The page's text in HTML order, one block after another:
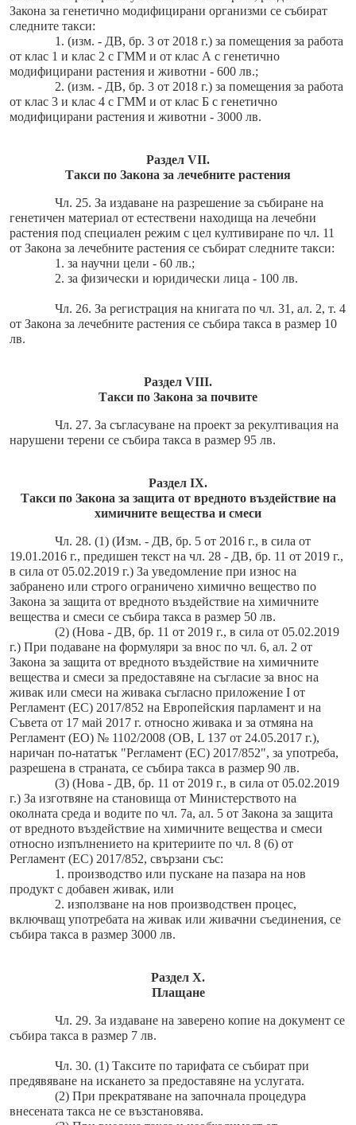
Закона за генетично модифицирани организми се събират
следните такси:
1. (изм. - ДВ, бр. 3 от 2018 г.) за помещения за работа
от клас 1 и клас 2 с ГММ и от клас А с генетично
модифицирани растения и животни - 600 лв.;
2. (изм. - ДВ, бр. 3 от 2018 г.) за помещения за работа
от клас 3 и клас 4 с ГММ и от клас Б с генетично
модифицирани растения и животни - 3000 лв.
Раздел VII.
Такси по Закона за лечебните растения
Чл. 25. За издаване на разрешение за събиране на
генетичен материал от естествени находища на лечебни
растения под специален режим с цел култивиране по чл. 11
от Закона за лечебните растения се събират следните такси:
1. за научни цели - 60 лв.;
2. за физически и юридически лица - 100 лв.
Чл. 26. За регистрация на книгата по чл. 31, ал. 2, т. 4
от Закона за лечебните растения се събира такса в размер 10
лв.
Раздел VIII.
Такси по Закона за почвите
Чл. 27. За съгласуване на проект за рекултивация на
нарушени терени се събира такса в размер 95 лв.
Раздел IX.
Такси по Закона за защита от вредното въздействие на
химичните вещества и смеси
Чл. 28. (1) (Изм. - ДВ, бр. 5 от 2016 г., в сила от
19.01.2016 г., предишен текст на чл. 28 - ДВ, бр. 11 от 2019 г.,
в сила от 05.02.2019 г.) За уведомление при износ на
забранено или строго ограничено химично вещество по
Закона за защита от вредното въздействие на химичните
вещества и смеси се събира такса в размер 50 лв.
(2) (Нова - ДВ, бр. 11 от 2019 г., в сила от 05.02.2019
г.) При подаване на формуляри за внос по чл. 6, ал. 2 от
Закона за защита от вредното въздействие на химичните
вещества и смеси за предоставяне на съгласие за внос на
живак или смеси на живака съгласно приложение I от
Регламент (ЕС) 2017/852 на Европейския парламент и на
Съвета от 17 май 2017 г. относно живака и за отмяна на
Регламент (ЕО) № 1102/2008 (ОВ, L 137 от 24.05.2017 г.),
наричан по-нататък "Регламент (ЕС) 2017/852", за употреба,
разрешена в страната, се събира такса в размер 90 лв.
(3) (Нова - ДВ, бр. 11 от 2019 г., в сила от 05.02.2019
г.) За изготвяне на становища от Министерството на
околната среда и водите по чл. 7а, ал. 5 от Закона за защита
от вредното въздействие на химичните вещества и смеси
относно изпълнението на критериите по чл. 8 (6) от
Регламент (ЕС) 2017/852, свързани със:
1. производство или пускане на пазара на нов
продукт с добавен живак, или
2. използване на нов производствен процес,
включващ употребата на живак или живачни съединения, се
събира такса в размер 3000 лв.
Раздел X.
Плащане
Чл. 29. За издаване на заверено копие на документ се
събира такса в размер 7 лв.
Чл. 30. (1) Таксите по тарифата се събират при
предявяване на искането за предоставяне на услугата.
(2) При прекратяване на започнала процедура
внесената такса не се възстановява.